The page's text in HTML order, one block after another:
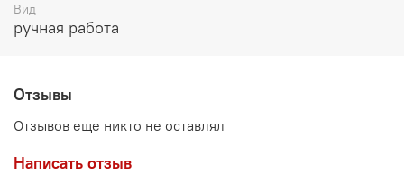
Вид
ручная работа
Отзывы
Отзывов еще никто не оставлял
Написать отзыв